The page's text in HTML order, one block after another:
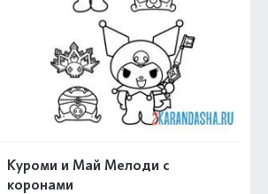
Куроми и Май Мелоди с
коронами